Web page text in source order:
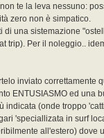
te la leva nessuno:
zero non è simpatico.
una sistemazione
trip). Per il noleggio..
inviato correttamente
ENTUSIASMO ed una
(onde troppo
'speciallizata in surf
all'estero) dove